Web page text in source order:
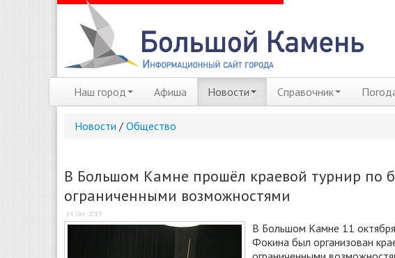
Наш город Афиша Новости Справочник
Новости / Общество
В Большом Камне прошёл краевой турнир по
ограниченными возможностями
14 Окт 2019
В Большом Камне 11
Фокина был организован